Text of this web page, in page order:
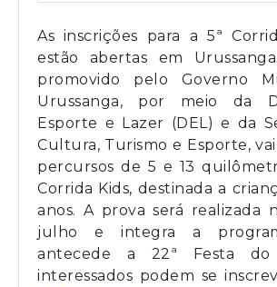
As inscrições para a 5ª
estão abertas em
promovido pelo Governo
Urussanga, por meio da
Esporte e Lazer (DEL) e da
Cultura, Turismo e Esporte,
percursos de 5 e 13
Corrida Kids, destinada a
anos. A prova será realizada
julho e integra a
antecede a 22ª Festa do
interessados podem se